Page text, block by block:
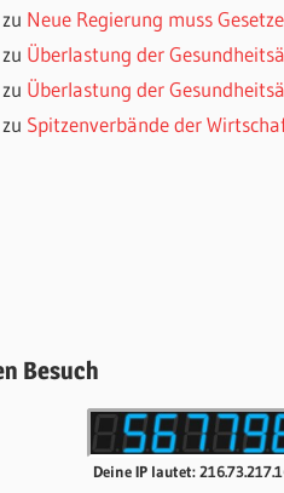
zu Neue Regierung muss
zu Überlastung der
zu Überlastung der
zu Spitzenverbände der
Besuch
Deine IP lautet: